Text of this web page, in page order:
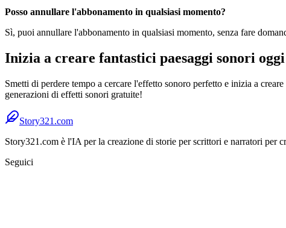
Posso annullare l'abbonamento in qualsiasi momento?
Sì, puoi annullare l'abbonamento in qualsiasi momento, senza fare
Inizia a creare fantastici paesaggi sonori oggi
Smetti di perdere tempo a cercare l'effetto sonoro perfetto e inizia a
generazioni di effetti sonori gratuite!
Story321.com
Story321.com è l'IA per la creazione di storie per scrittori e narratori per
Seguici